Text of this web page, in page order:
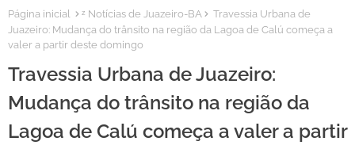
Página inicial ᶻ Notícias de Juazeiro-BA
Travessia Urbana de
Juazeiro: Mudança do trânsito na região da Lagoa de Calú começa a
valer a partir deste domingo
Travessia Urbana de Juazeiro:
Mudança do trânsito na região da
Lagoa de Calú começa a valer a partir